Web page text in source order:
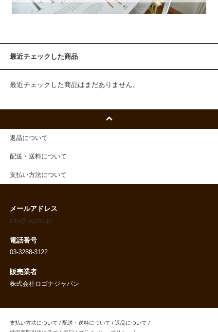
最近チェックした商品
最近チェックした商品はまだありません。
返品について
配送・送料について
支払い方法について
メールアドレス
info@logona.jp
電話番号
03-3288-3122
販売業者
株式会社ロゴナジャパン
支払い方法について / 配送・送料について / 返品について /